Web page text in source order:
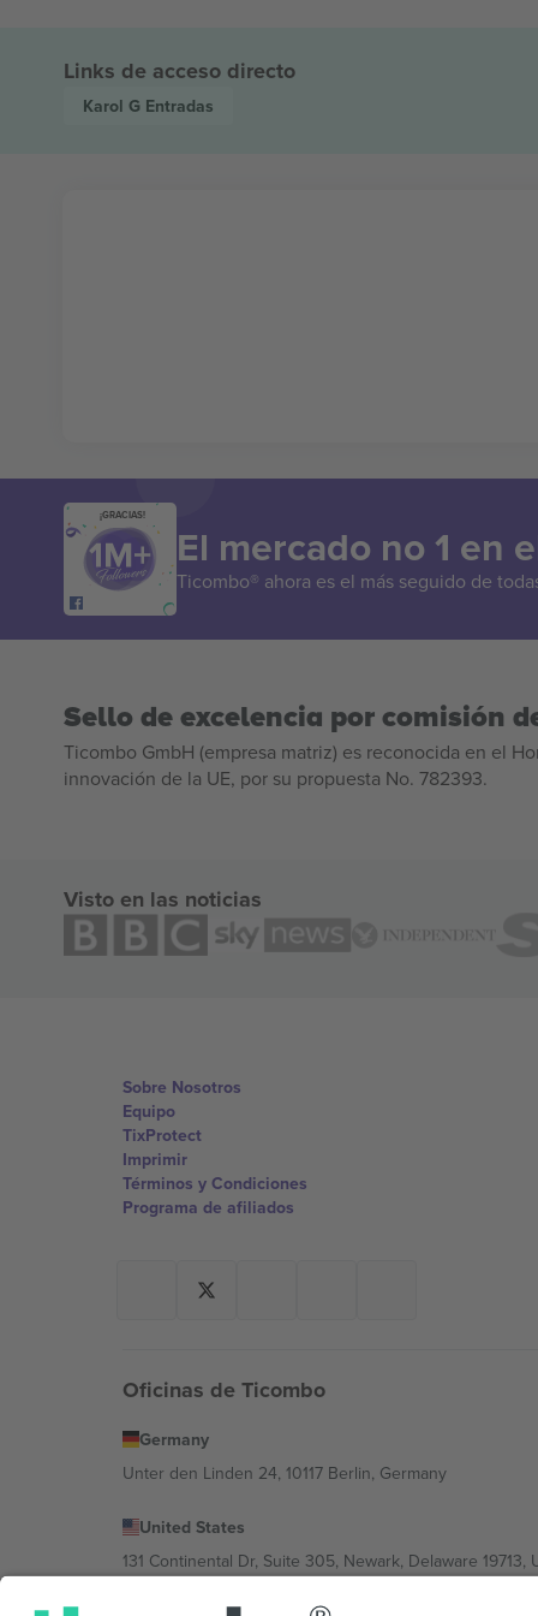
Links de acceso directo
Karol G Entradas
¡GRACIAS!
El mercado no 1 en
Ticombo® ahora es el más seguido de
Sello de excelencia por comisión
Ticombo GmbH (empresa matriz) es reconocida en el
innovación de la UE, por su propuesta No. 782393.
Visto en las noticias
Sobre Nosotros
Equipo
TixProtect
Imprimir
Términos y Condiciones
Programa de afiliados
Oficinas de Ticombo
Germany
Unter den Linden 24, 10117 Berlin, Germany
United States
131 Continental Dr, Suite 305, Newark, Delaware 19713,